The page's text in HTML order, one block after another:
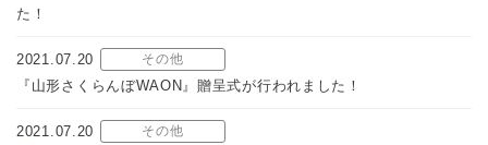
た！
2021.07.20 その他
『山形さくらんぼWAON』贈呈式が行われました！
2021.07.20 その他